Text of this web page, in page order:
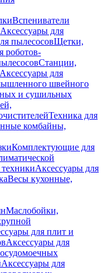
Вспениватели
Аксессуары для
пылесосовЩетки,
роботов-
Станции,
Аксессуары для
швейного
и сушильных
Техника для
комбайны,
Комплектующие для
Аксессуары для
Весы кухонные,
Маслобойки,
для плит и
Аксессуары для
Аксессуары для